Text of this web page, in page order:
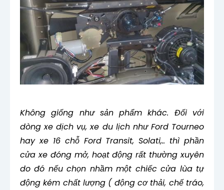
Không giống như sản phẩm khác. Đối với
dòng xe dịch vụ, xe du lịch như Ford Tourneo
hay xe 16 chỗ Ford Transit, Solati,.. thì phần
cửa xe đóng mở, hoạt động rất thường xuyên
do đó nếu chọn nhầm một chiếc cửa lùa tự
động kém chất lượng ( động cơ thải, chế tráo,